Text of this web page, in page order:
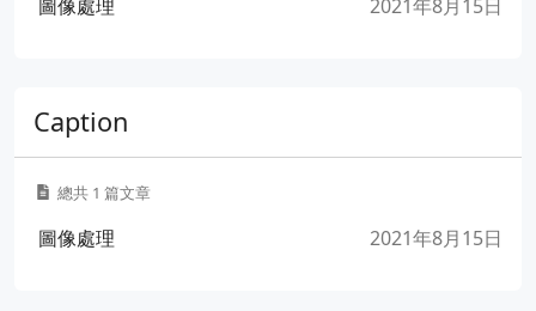
圖像處理 2021年8月15日
Caption
總共 1 篇文章
圖像處理 2021年8月15日